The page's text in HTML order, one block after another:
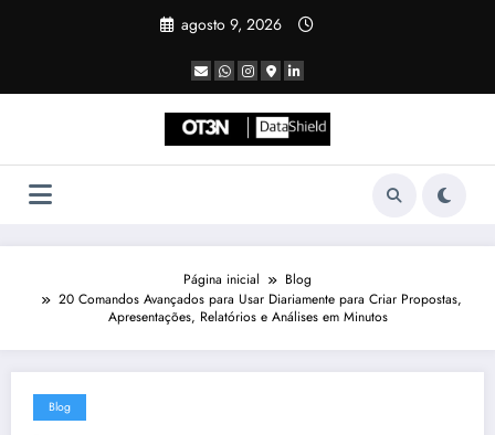
agosto 9, 2026
Página inicial
Blog
20 Comandos Avançados para Usar Diariamente para Criar Propostas,
Apresentações, Relatórios e Análises em Minutos
Blog